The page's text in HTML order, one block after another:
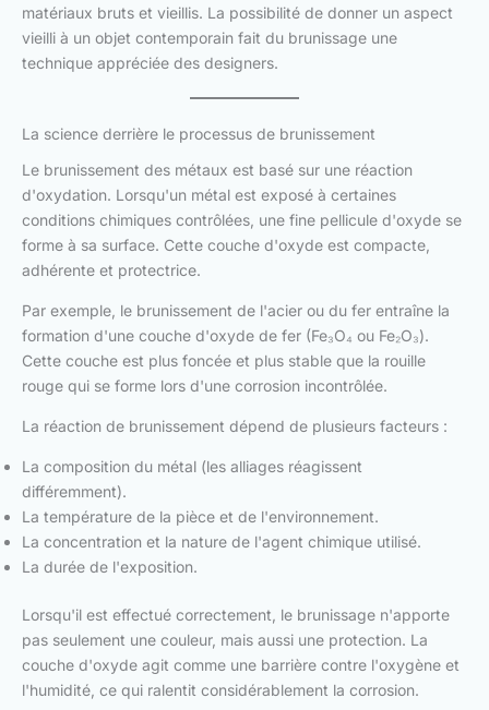
matériaux bruts et vieillis. La possibilité de donner un aspect
vieilli à un objet contemporain fait du brunissage une
technique appréciée des designers.
La science derrière le processus de brunissement
Le brunissement des métaux est basé sur une réaction
d'oxydation. Lorsqu'un métal est exposé à certaines
conditions chimiques contrôlées, une fine pellicule d'oxyde se
forme à sa surface. Cette couche d'oxyde est compacte,
adhérente et protectrice.
Par exemple, le brunissement de l'acier ou du fer entraîne la
formation d'une couche d'oxyde de fer (Fe₃O₄ ou Fe₂O₃).
Cette couche est plus foncée et plus stable que la rouille
rouge qui se forme lors d'une corrosion incontrôlée.
La réaction de brunissement dépend de plusieurs facteurs :
La composition du métal (les alliages réagissent
différemment).
La température de la pièce et de l'environnement.
La concentration et la nature de l'agent chimique utilisé.
La durée de l'exposition.
Lorsqu'il est effectué correctement, le brunissage n'apporte
pas seulement une couleur, mais aussi une protection. La
couche d'oxyde agit comme une barrière contre l'oxygène et
l'humidité, ce qui ralentit considérablement la corrosion.